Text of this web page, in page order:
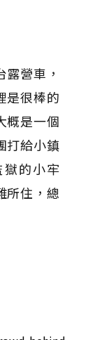
營車，
是很棒的
概是一個
打給小鎮
的小牢
所住，總